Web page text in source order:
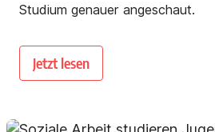
Studium genauer angeschaut.
Jetzt lesen